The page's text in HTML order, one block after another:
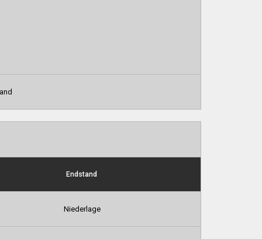
Endstand
Niederlage